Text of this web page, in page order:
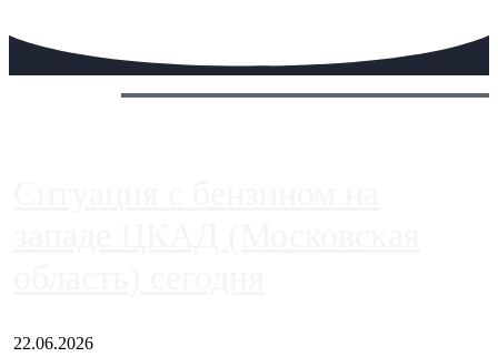
22.06.2026